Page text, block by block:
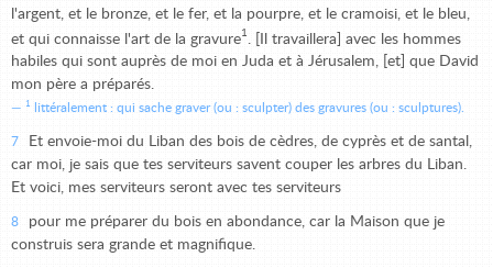
l'argent, et le bronze, et le fer, et la pourpre, et le cramoisi, et le bleu,
et qui connaisse l'art de la gravure1
. [Il travaillera] avec les hommes
habiles qui sont auprès de moi en Juda et à Jérusalem, [et] que David
mon père a préparés.
1 littéralement : qui sache graver (ou : sculpter) des gravures (ou : sculptures).
7
Et envoie-moi du Liban des bois de cèdres, de cyprès et de santal,
car moi, je sais que tes serviteurs savent couper les arbres du Liban.
Et voici, mes serviteurs seront avec tes serviteurs
8
pour me préparer du bois en abondance, car la Maison que je
construis sera grande et magnifique.